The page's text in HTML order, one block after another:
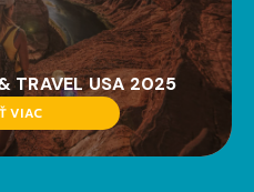
TRAVEL USA 2025
VIAC